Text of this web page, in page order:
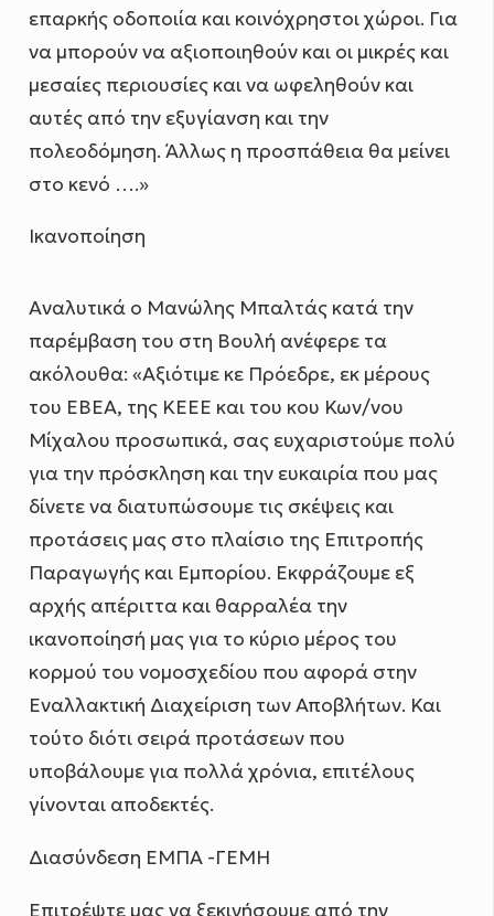
επαρκής οδοποιία και κοινόχρηστοι χώροι. Για
να μπορούν να αξιοποιηθούν και οι μικρές και
μεσαίες περιουσίες και να ωφεληθούν και
αυτές από την εξυγίανση και την
πολεοδόμηση. Άλλως η προσπάθεια θα μείνει
στο κενό ….»
Ικανοποίηση
Αναλυτικά ο Μανώλης Μπαλτάς κατά την
παρέμβαση του στη Βουλή ανέφερε τα
ακόλουθα: «Αξιότιμε κε Πρόεδρε, εκ μέρους
του ΕΒΕΑ, της ΚΕΕΕ και του κου Κων/νου
Μίχαλου προσωπικά, σας ευχαριστούμε πολύ
για την πρόσκληση και την ευκαιρία που μας
δίνετε να διατυπώσουμε τις σκέψεις και
προτάσεις μας στο πλαίσιο της Επιτροπής
Παραγωγής και Εμπορίου. Εκφράζουμε εξ
αρχής απέριττα και θαρραλέα την
ικανοποίησή μας για το κύριο μέρος του
κορμού του νομοσχεδίου που αφορά στην
Εναλλακτική Διαχείριση των Αποβλήτων. Και
τούτο διότι σειρά προτάσεων που
υποβάλουμε για πολλά χρόνια, επιτέλους
γίνονται αποδεκτές.
Διασύνδεση ΕΜΠΑ -ΓΕΜΗ
Επιτρέψτε μας να ξεκινήσουμε από την